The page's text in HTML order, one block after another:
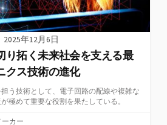
2025年12月6日
り拓く未来社会を支える最
クス技術の進化
う技術として、電子回路の配線や複雑な
極めて重要な役割を果たしている。
ーカー